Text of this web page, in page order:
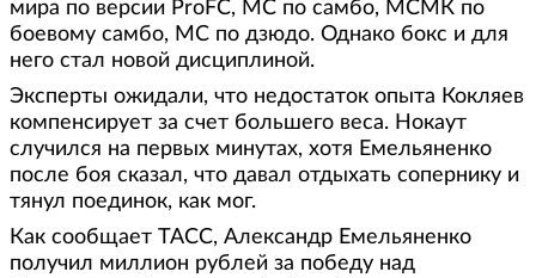
мира по версии ProFC, МС по самбо, МСМК по
боевому самбо, МС по дзюдо. Однако бокс и для
него стал новой дисциплиной.
Эксперты ожидали, что недостаток опыта Кокляев
компенсирует за счет большего веса. Нокаут
случился на первых минутах, хотя Емельяненко
после боя сказал, что давал отдыхать сопернику и
тянул поединок, как мог.
Как сообщает ТАСС, Александр Емельяненко
получил миллион рублей за победу над